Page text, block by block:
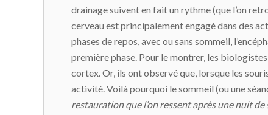
drainage suivent en fait un rythme (que l’on
cerveau est principalement engagé dans des
phases de repos, avec ou sans sommeil,
première phase. Pour le montrer, les
cortex. Or, ils ont observé que, lorsque les
activité. Voilà pourquoi le sommeil (ou une
restauration que l’on ressent après une nuit